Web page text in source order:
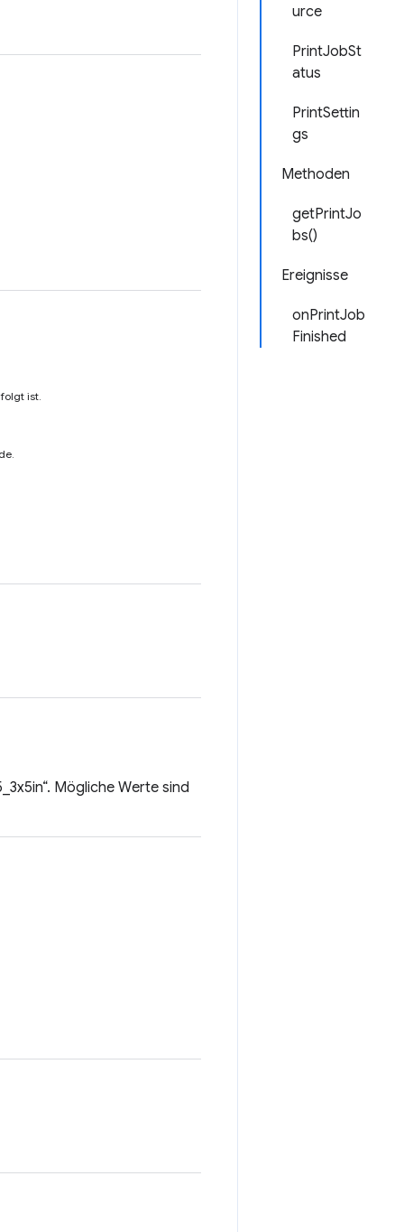
urce
PrintJobSt
atus
PrintSettin
gs
Methoden
getPrintJo
bs()
Ereignisse
onPrintJob
Finished
ist.
Mögliche Werte sind